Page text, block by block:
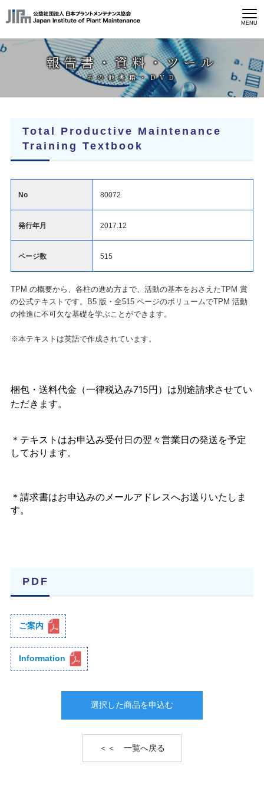
MENU
報告書・資料・ツール
その他書籍・DVD
Total Productive Maintenance
Training Textbook
No 80072
発行年月 2017.12
ページ数 515
TPM の概要から、各柱の進め方まで、活動の基本をおさえたTPM 賞
の公式テキストです。B5 版・全515 ページのボリュームでTPM 活動
の推進に不可欠な基礎を学ぶことができます。
※本テキストは英語で作成されています。
梱包・送料代金 （一律税込み715円） は別途請求させてい
ただきます。
＊テキストはお申込み受付日の翌々営業日の発送を予定
しております。
＊請求書はお申込みのメールアドレスへお送りいたしま
す。
PDF
ご案内
Information
選択した商品を申込む
＜＜ 一覧へ戻る